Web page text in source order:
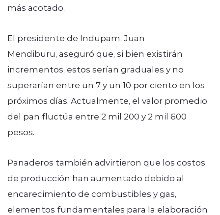
más acotado.
El presidente de Indupam, Juan
Mendiburu, aseguró que, si bien existirán
incrementos, estos serían graduales y no
superarían entre un 7 y un 10 por ciento en los
próximos días. Actualmente, el valor promedio
del pan fluctúa entre 2 mil 200 y 2 mil 600
pesos.
Panaderos también advirtieron que los costos
de producción han aumentado debido al
encarecimiento de combustibles y gas,
elementos fundamentales para la elaboración